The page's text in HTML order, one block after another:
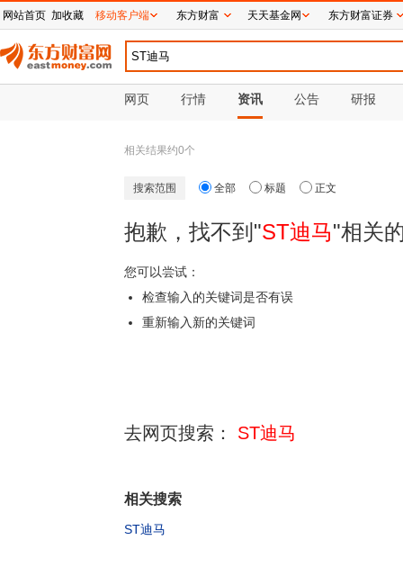
网页 行情 资讯 公告 研报
相关结果约0个
搜索范围 全部 标题 正文
抱歉，找不到"ST迪马"相关
您可以尝试：
检查输入的关键词是否有误
重新输入新的关键词
去网页搜索： ST迪马
相关搜索
ST迪马
网站首页 加收藏 移动客户端 东方财富 天天基金网 东方财富证券